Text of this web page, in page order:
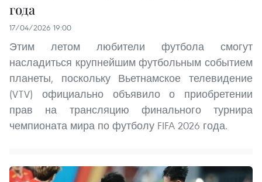
года
17/04/2026 19:00
Этим летом любители футбола смогут
насладиться крупнейшим футбольным событием
планеты, поскольку Вьетнамское телевидение
(VTV) официально объявило о приобретении
прав на трансляцию финального турнира
чемпионата мира по футболу FIFA 2026 года.